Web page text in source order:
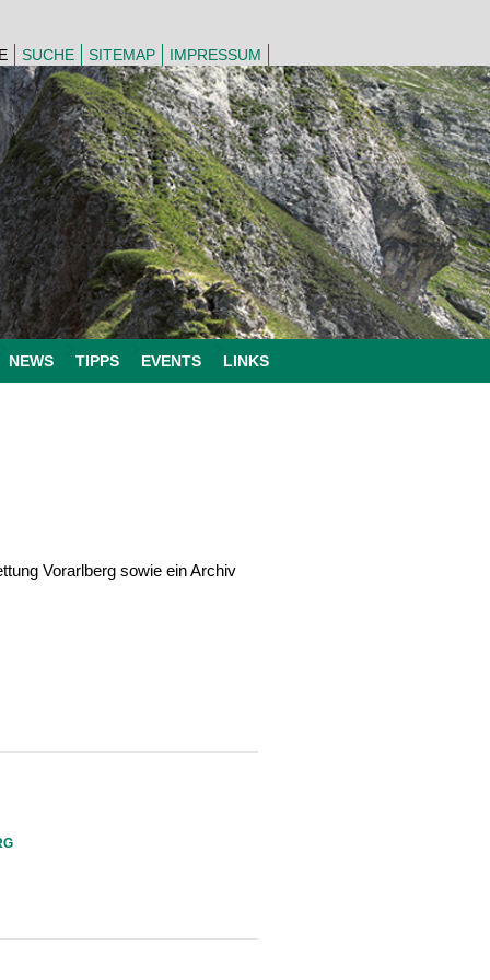
SUCHE SITEMAP IMPRESSUM
NEWS TIPPS EVENTS LINKS
Vorarlberg sowie ein Archiv